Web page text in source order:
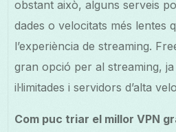
obstant això, alguns serveis
dades o velocitats més lentes
l’experiència de streaming.
gran opció per al streaming,
il·limitades i servidors d’alta
Com puc triar el millor VPN